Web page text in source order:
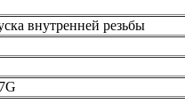
внутренней резьбы